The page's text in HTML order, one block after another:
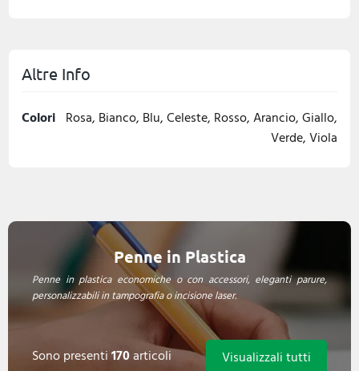
Altre Info
Colori Rosa, Bianco, Blu, Celeste, Rosso, Arancio, Giallo,
Verde, Viola
Penne in Plastica
Penne in plastica economiche o con accessori, eleganti parure,
personalizzabili in tampografia o incisione laser.
Sono presenti170articoli Visualizzali tutti